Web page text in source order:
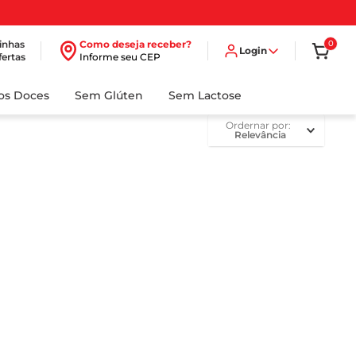
Como deseja receber?
Informe seu CEP
Login
0
Doces Sem Glúten Sem Lactose
ordernar por
Relevância